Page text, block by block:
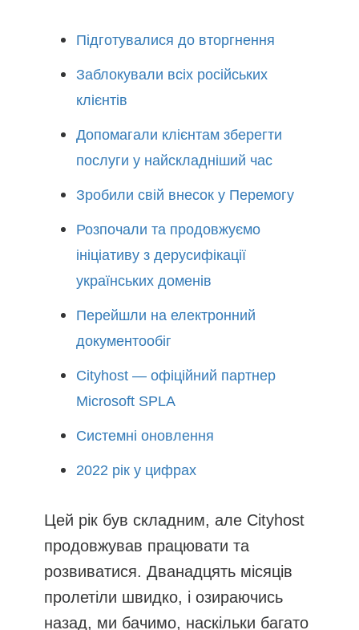
Підготувалися до вторгнення
Заблокували всіх російських
клієнтів
Допомагали клієнтам зберегти
послуги у найскладніший час
Зробили свій внесок у Перемогу
Розпочали та продовжуємо
ініціативу з дерусифікації
українських доменів
Перейшли на електронний
документообіг
Cityhost — офіційний партнер
Microsoft SPLA
Системні оновлення
2022 рік у цифрах
Цей рік був складним, але Cityhost
продовжував працювати та
розвиватися. Дванадцять місяців
пролетіли швидко, і озираючись
назад, ми бачимо, наскільки багато